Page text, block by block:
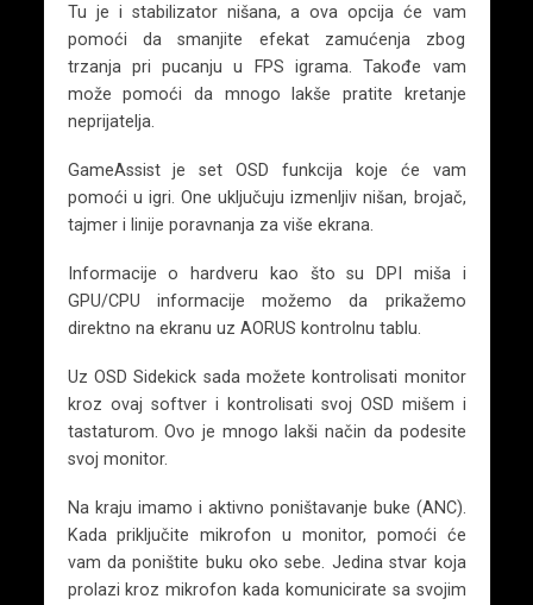
Tu je i stabilizator nišana, a ova opcija će vam
pomoći da smanjite efekat zamućenja zbog
trzanja pri pucanju u FPS igrama. Takođe vam
može pomoći da mnogo lakše pratite kretanje
neprijatelja.
GameAssist je set OSD funkcija koje će vam
pomoći u igri. One uključuju izmenljiv nišan, brojač,
tajmer i linije poravnanja za više ekrana.
Informacije o hardveru kao što su DPI miša i
GPU/CPU informacije možemo da prikažemo
direktno na ekranu uz AORUS kontrolnu tablu.
Uz OSD Sidekick sada možete kontrolisati monitor
kroz ovaj softver i kontrolisati svoj OSD mišem i
tastaturom. Ovo je mnogo lakši način da podesite
svoj monitor.
Na kraju imamo i aktivno poništavanje buke (ANC).
Kada priključite mikrofon u monitor, pomoći će
vam da poništite buku oko sebe. Jedina stvar koja
prolazi kroz mikrofon kada komunicirate sa svojim